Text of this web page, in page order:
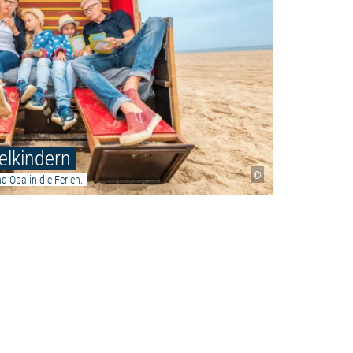
©
Opa in die Ferien.